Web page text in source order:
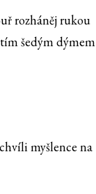
rozháněj rukou
šedým dýmem
myšlence na